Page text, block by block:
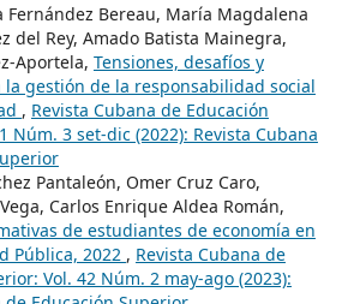
Fernández Bereau, María Magdalena
del Rey, Amado Batista Mainegra,
Aportela, Tensiones, desafíos y
gestión de la responsabilidad social
, Revista Cubana de Educación
Núm. 3 set-dic (2022): Revista Cubana
Pantaleón, Omer Cruz Caro,
Carlos Enrique Aldea Román,
de estudiantes de economía en
Pública, 2022 , Revista Cubana de
Vol. 42 Núm. 2 may-ago (2023):